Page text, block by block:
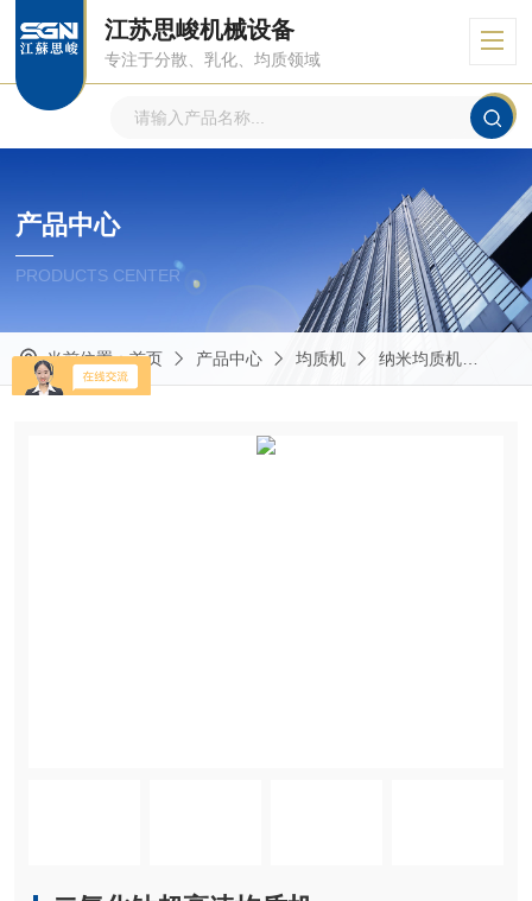
江苏思峻机械设备
专注于分散、乳化、均质领域
产品中心
PRODUCTS CENTER
当前位置：首页 产品中心 均质机 纳米均质机